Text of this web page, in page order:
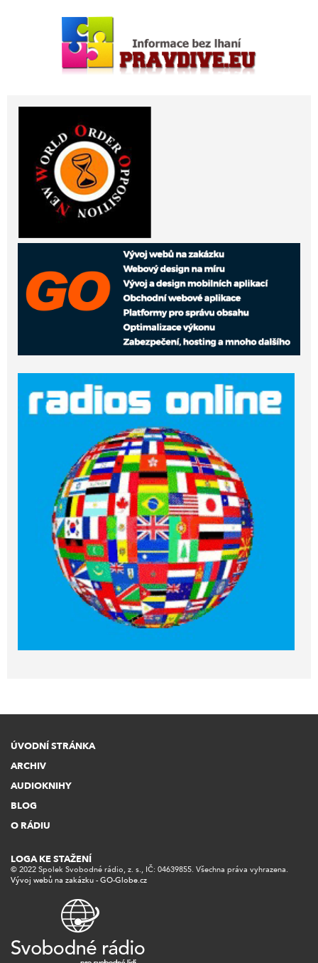
ÚVODNÍ STRÁNKA
ARCHIV
AUDIOKNIHY
BLOG
O RÁDIU
© 2022 Spolek Svobodné rádio, z. s., IČ: 04639855. Všechna práva vyhrazena.
Vývoj webů na zakázku - GO-Globe.cz
LOGA KE STAŽENÍ